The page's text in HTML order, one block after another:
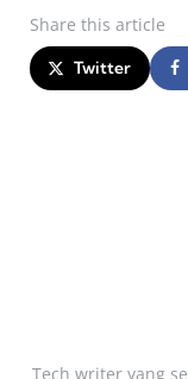
Share this article
Twitter
Tech writer yang